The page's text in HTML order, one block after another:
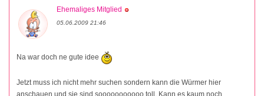
Ehemaliges Mitglied
05.06.2009 21:46
Na war doch ne gute idee
Jetzt muss ich nicht mehr suchen sondern kann die Würmer hier
anschauen und sie sind sooooooooooo toll. Kann es kaum noch